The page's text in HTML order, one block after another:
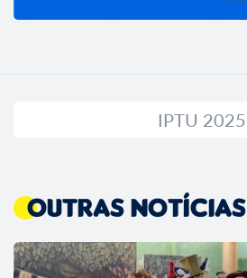
IPTU 2025
Outras Notícias